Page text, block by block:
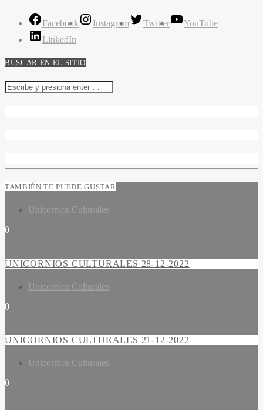
Facebook Instagram Twitter
YouTube
LinkedIn
BUSCAR EN EL SITIO
TAMBIÉN TE PUEDE GUSTAR
Unicornios Culturales
0
UNICORNIOS CULTURALES 28-12-2022
Unicornios Culturales
0
UNICORNIOS CULTURALES 21-12-2022
Unicornios Culturales
0